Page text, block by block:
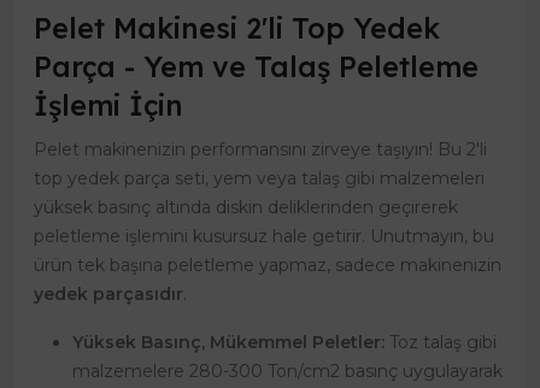
Pelet Makinesi 2'li Top Yedek
Parça - Yem ve Talaş Peletleme
İşlemi İçin
Pelet makinenizin performansını zirveye taşıyın! Bu 2'li
top yedek parça seti, yem veya talaş gibi malzemeleri
yüksek basınç altında diskin deliklerinden geçirerek
peletleme işlemini kusursuz hale getirir. Unutmayın, bu
ürün tek başına peletleme yapmaz, sadece makinenizin
yedek parçasıdır.
Yüksek Basınç, Mükemmel Peletler: Toz talaş gibi
malzemelere 280-300 Ton/cm2 basınç uygulayarak